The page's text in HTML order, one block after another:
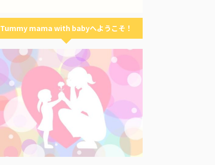
Tummy mama with babyへようこそ！